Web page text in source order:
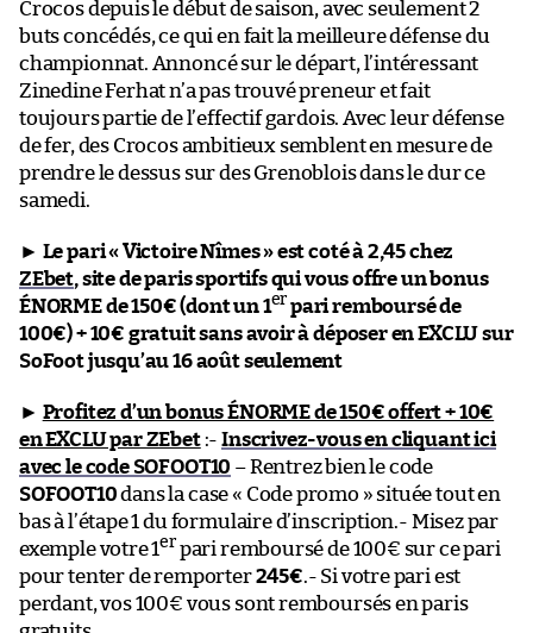
Crocos depuis le début de saison, avec seulement 2
buts concédés, ce qui en fait la meilleure défense du
championnat. Annoncé sur le départ, l’intéressant
Zinedine Ferhat n’a pas trouvé preneur et fait
toujours partie de l’effectif gardois. Avec leur défense
de fer, des Crocos ambitieux semblent en mesure de
prendre le dessus sur des Grenoblois dans le dur ce
samedi.
► Le pari « Victoire Nîmes » est coté à 2,45 chez
ZEbet, site de paris sportifs qui vous offre un bonus
ÉNORME de 150€ (dont un 1er pari remboursé de
100€) + 10€ gratuit sans avoir à déposer en EXCLU sur
SoFoot jusqu’au 16 août seulement
► Profitez d’un bonus ÉNORME de 150€ offert + 10€
en EXCLU par ZEbet:-Inscrivez-vous en cliquant ici
avec le code SOFOOT10 – Rentrez bien le code
SOFOOT10dans la case « Code promo » située tout en
bas à l’étape 1 du formulaire d’inscription.- Misez par
exemple votre 1er pari remboursé de 100€ sur ce pari
pour tenter de remporter245€.- Si votre pari est
perdant, vos 100€ vous sont remboursés en paris